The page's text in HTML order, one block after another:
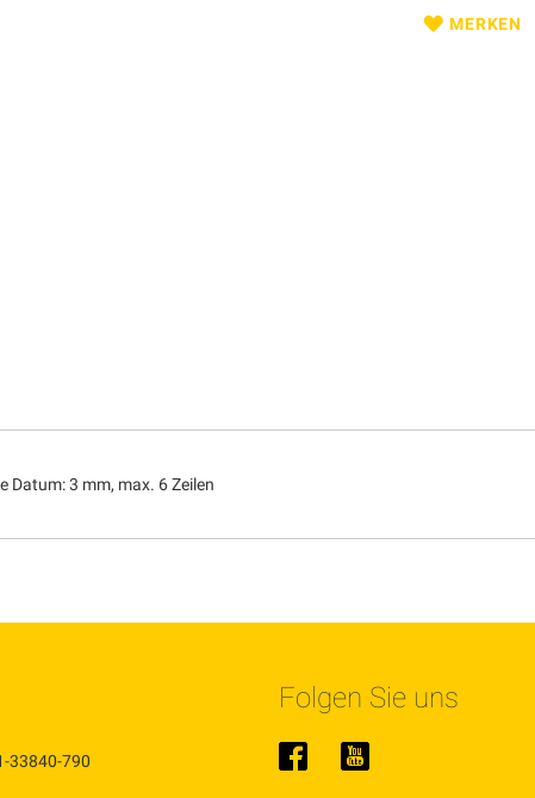
MERKEN
Datum: 3 mm, max. 6 Zeilen
33840-790
Folgen Sie uns